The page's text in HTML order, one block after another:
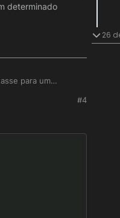
determinado
para um
#4
26